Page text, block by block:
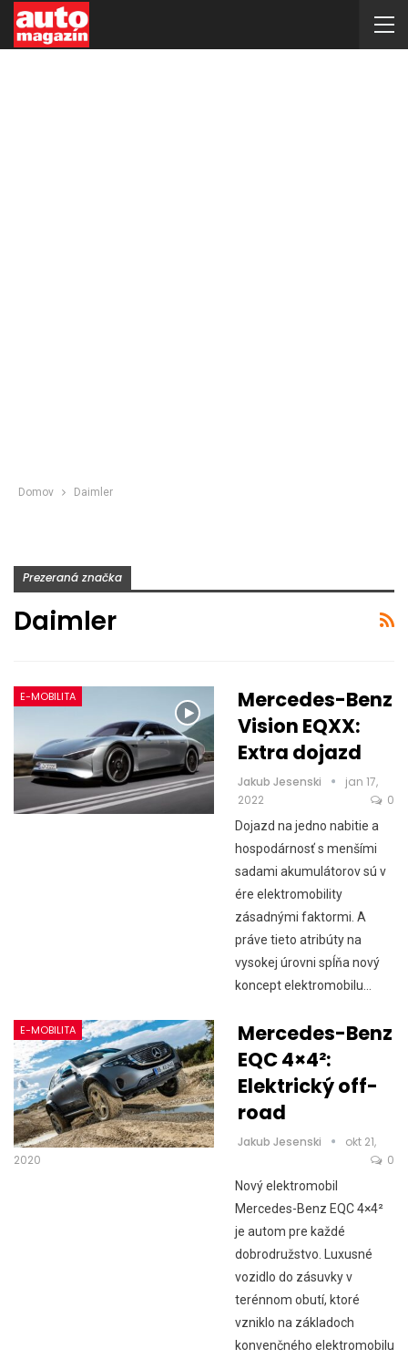
Domov Daimler
Prezeraná značka
Daimler
E-MOBILITA
Mercedes-Benz
Vision EQXX:
Extra dojazd
Jakub Jesenski
jan 17,
2022
0
Dojazd na jedno nabitie a
hospodárnosť s menšími
sadami akumulátorov sú v
ére elektromobility
zásadnými faktormi. A
práve tieto atribúty na
vysokej úrovni spĺňa nový
koncept elektromobilu…
E-MOBILITA
Mercedes-Benz
EQC 4×4²:
Elektrický off-
road
Jakub Jesenski
okt 21,
2020
0
Nový elektromobil
Mercedes-Benz EQC 4×4²
je autom pre každé
dobrodružstvo. Luxusné
vozidlo do zásuvky v
terénnom obutí, ktoré
vzniklo na základoch
konvenčného elektromobilu